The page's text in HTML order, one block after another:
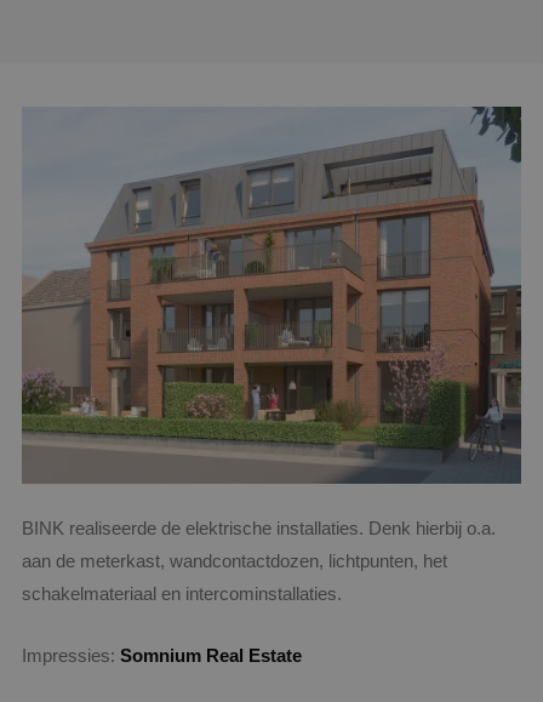
BINK realiseerde de elektrische installaties. Denk hierbij o.a.
aan de meterkast, wandcontactdozen, lichtpunten, het
schakelmateriaal en intercominstallaties.
Impressies: Somnium Real Estate